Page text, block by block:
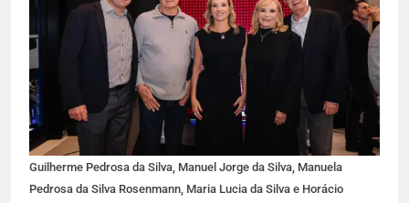
Guilherme Pedrosa da Silva, Manuel Jorge da Silva, Manuela
Pedrosa da Silva Rosenmann, Maria Lucia da Silva e Horácio